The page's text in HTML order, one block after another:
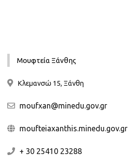
Μουφτεία Ξάνθης
Κλεμανσώ 15, Ξάνθη
moufxan@minedu.gov.gr
moufteiaxanthis.minedu.gov.gr
+ 30 25410 23288